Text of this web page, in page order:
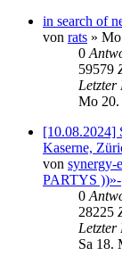
in search of
von rats »
0
59579
Letzter
Mo 20.
[10.08.2024]
Kaserne,
von synergy-
PARTYS ))»-
0
28225
Letzter
Sa 18.